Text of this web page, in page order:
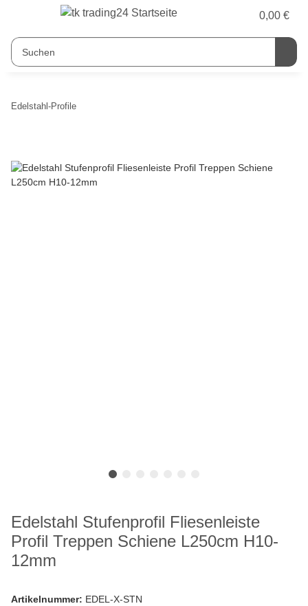
0,00 €
Edelstahl-Profile
Edelstahl Stufenprofil Fliesenleiste
Profil Treppen Schiene L250cm H10-
12mm
Artikelnummer: EDEL-X-STN